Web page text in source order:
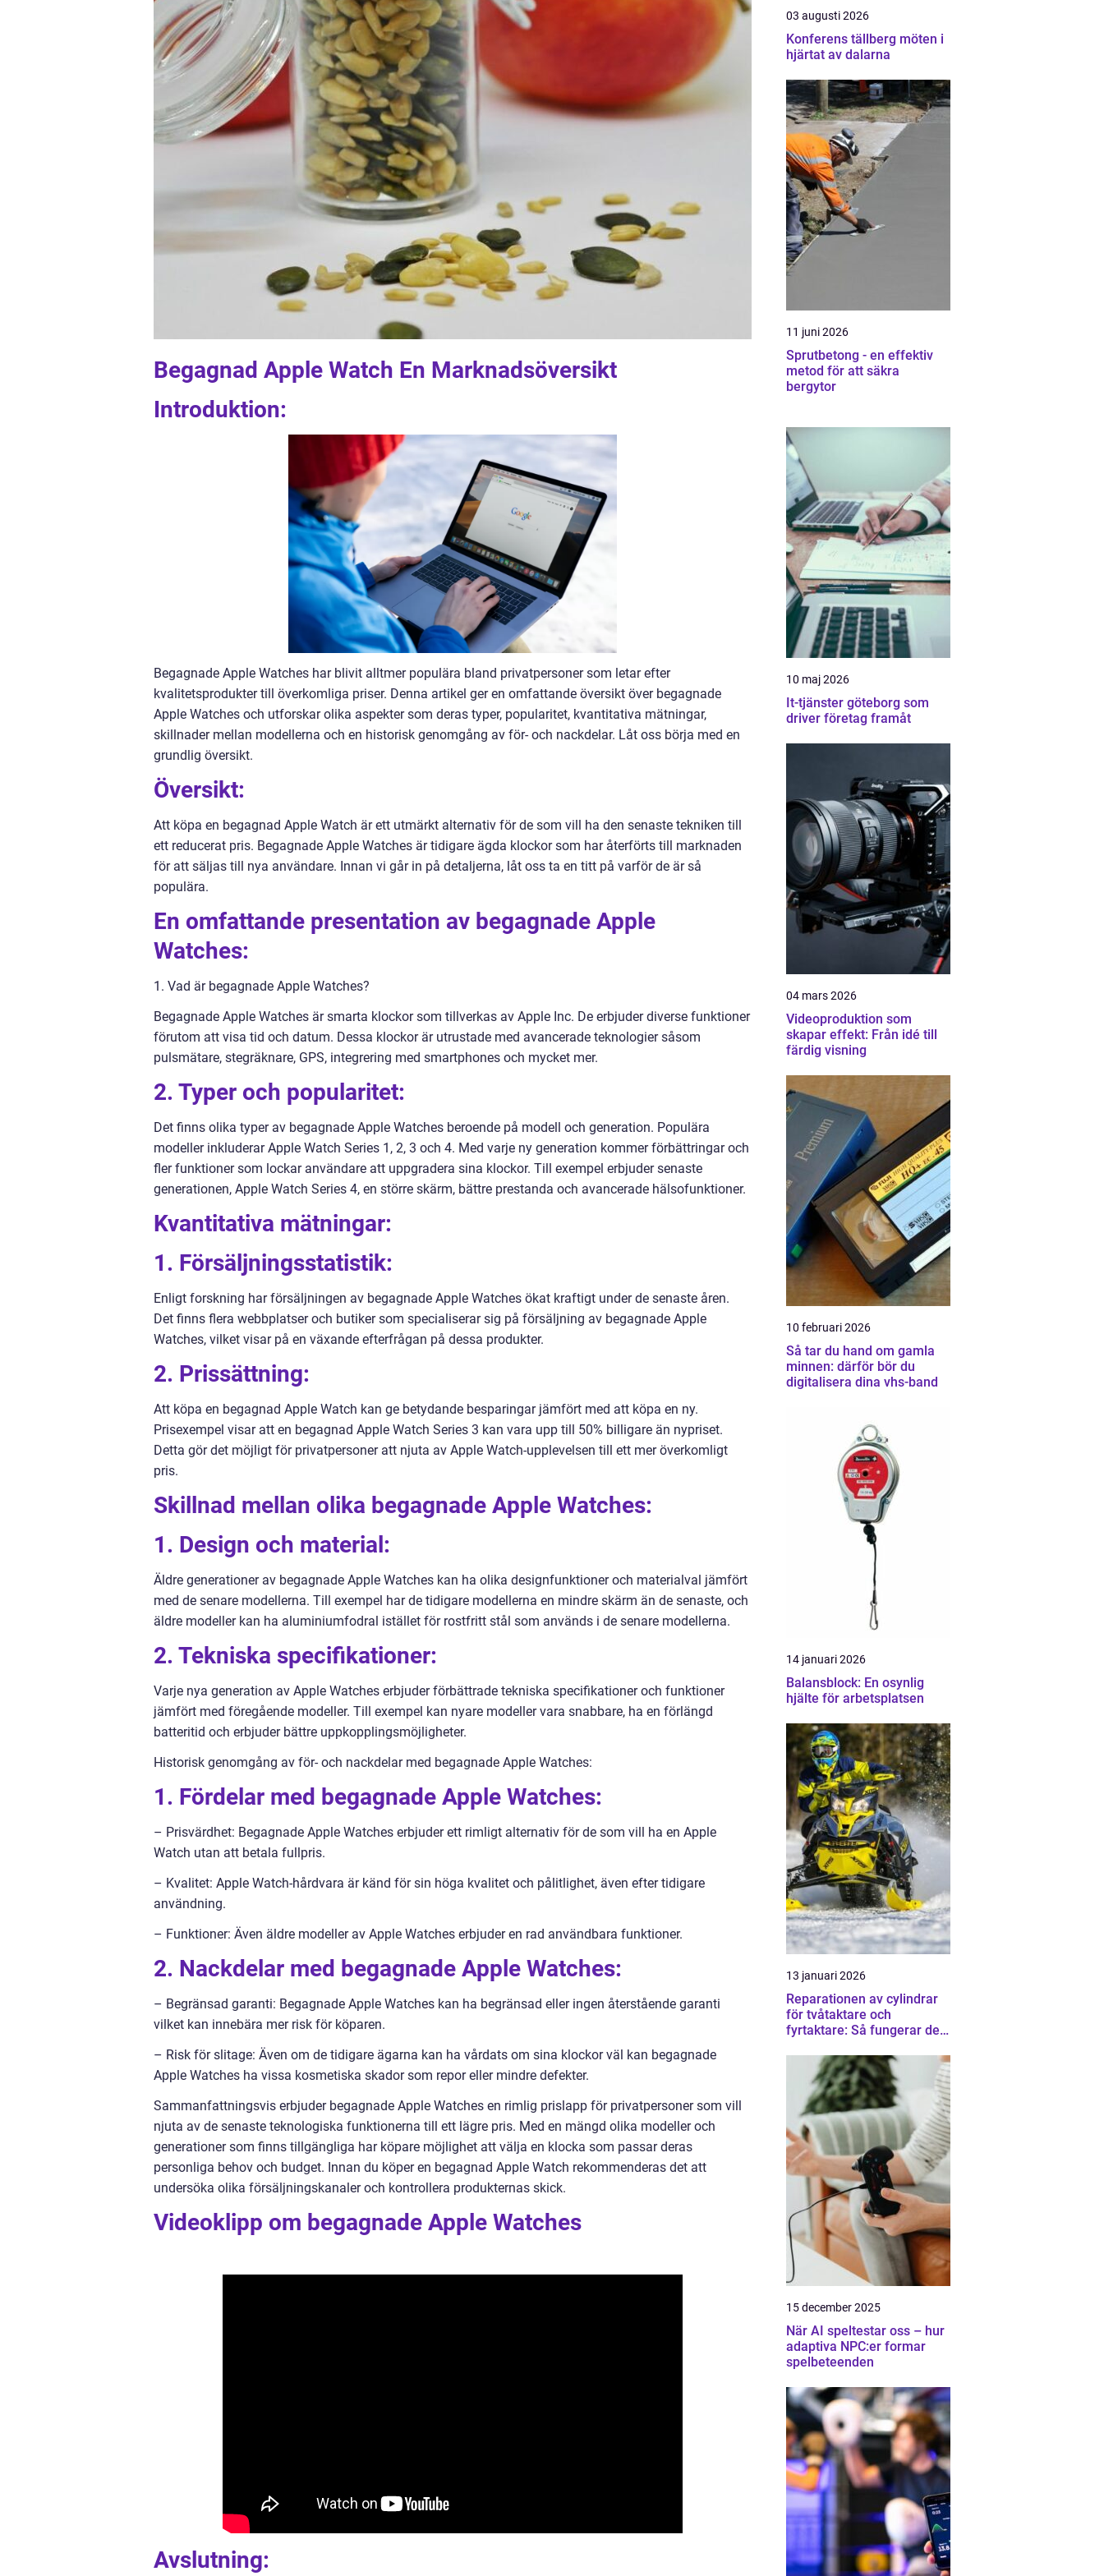
Begagnad Apple Watch En Marknadsöversikt
Introduktion:
Begagnade Apple Watches har blivit alltmer populära bland privatpersoner som letar efter
kvalitetsprodukter till överkomliga priser. Denna artikel ger en omfattande översikt över begagnade
Apple Watches och utforskar olika aspekter som deras typer, popularitet, kvantitativa mätningar,
skillnader mellan modellerna och en historisk genomgång av för- och nackdelar. Låt oss börja med en
grundlig översikt.
Översikt:
Att köpa en begagnad Apple Watch är ett utmärkt alternativ för de som vill ha den senaste tekniken till
ett reducerat pris. Begagnade Apple Watches är tidigare ägda klockor som har återförts till marknaden
för att säljas till nya användare. Innan vi går in på detaljerna, låt oss ta en titt på varför de är så
populära.
En omfattande presentation av begagnade Apple
Watches:
1. Vad är begagnade Apple Watches?
Begagnade Apple Watches är smarta klockor som tillverkas av Apple Inc. De erbjuder diverse funktioner
förutom att visa tid och datum. Dessa klockor är utrustade med avancerade teknologier såsom
pulsmätare, stegräknare, GPS, integrering med smartphones och mycket mer.
2. Typer och popularitet:
Det finns olika typer av begagnade Apple Watches beroende på modell och generation. Populära
modeller inkluderar Apple Watch Series 1, 2, 3 och 4. Med varje ny generation kommer förbättringar och
fler funktioner som lockar användare att uppgradera sina klockor. Till exempel erbjuder senaste
generationen, Apple Watch Series 4, en större skärm, bättre prestanda och avancerade hälsofunktioner.
Kvantitativa mätningar:
1. Försäljningsstatistik:
Enligt forskning har försäljningen av begagnade Apple Watches ökat kraftigt under de senaste åren.
Det finns flera webbplatser och butiker som specialiserar sig på försäljning av begagnade Apple
Watches, vilket visar på en växande efterfrågan på dessa produkter.
2. Prissättning:
Att köpa en begagnad Apple Watch kan ge betydande besparingar jämfört med att köpa en ny.
Prisexempel visar att en begagnad Apple Watch Series 3 kan vara upp till 50% billigare än nypriset.
Detta gör det möjligt för privatpersoner att njuta av Apple Watch-upplevelsen till ett mer överkomligt
pris.
Skillnad mellan olika begagnade Apple Watches:
1. Design och material:
Äldre generationer av begagnade Apple Watches kan ha olika designfunktioner och materialval jämfört
med de senare modellerna. Till exempel har de tidigare modellerna en mindre skärm än de senaste, och
äldre modeller kan ha aluminiumfodral istället för rostfritt stål som används i de senare modellerna.
2. Tekniska specifikationer:
Varje nya generation av Apple Watches erbjuder förbättrade tekniska specifikationer och funktioner
jämfört med föregående modeller. Till exempel kan nyare modeller vara snabbare, ha en förlängd
batteritid och erbjuder bättre uppkopplingsmöjligheter.
Historisk genomgång av för- och nackdelar med begagnade Apple Watches:
1. Fördelar med begagnade Apple Watches:
– Prisvärdhet: Begagnade Apple Watches erbjuder ett rimligt alternativ för de som vill ha en Apple
Watch utan att betala fullpris.
– Kvalitet: Apple Watch-hårdvara är känd för sin höga kvalitet och pålitlighet, även efter tidigare
användning.
– Funktioner: Även äldre modeller av Apple Watches erbjuder en rad användbara funktioner.
2. Nackdelar med begagnade Apple Watches:
– Begränsad garanti: Begagnade Apple Watches kan ha begränsad eller ingen återstående garanti
vilket kan innebära mer risk för köparen.
– Risk för slitage: Även om de tidigare ägarna kan ha vårdats om sina klockor väl kan begagnade
Apple Watches ha vissa kosmetiska skador som repor eller mindre defekter.
Sammanfattningsvis erbjuder begagnade Apple Watches en rimlig prislapp för privatpersoner som vill
njuta av de senaste teknologiska funktionerna till ett lägre pris. Med en mängd olika modeller och
generationer som finns tillgängliga har köpare möjlighet att välja en klocka som passar deras
personliga behov och budget. Innan du köper en begagnad Apple Watch rekommenderas det att
undersöka olika försäljningskanaler och kontrollera produkternas skick.
Videoklipp om begagnade Apple Watches
Avslutning:
03 augusti 2026
Konferens tällberg möten i
hjärtat av dalarna
11 juni 2026
Sprutbetong - en effektiv
metod för att säkra
bergytor
10 maj 2026
It-tjänster göteborg som
driver företag framåt
04 mars 2026
Videoproduktion som
skapar effekt: Från idé till
färdig visning
10 februari 2026
Så tar du hand om gamla
minnen: därför bör du
digitalisera dina vhs-band
14 januari 2026
Balansblock: En osynlig
hjälte för arbetsplatsen
13 januari 2026
Reparationen av cylindrar
för tvåtaktare och
fyrtaktare: Så fungerar det i
15 december 2025
När AI speltestar oss – hur
adaptiva NPC:er formar
spelbeteenden